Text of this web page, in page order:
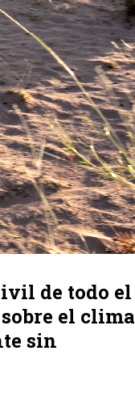
de todo el
el clima
sin